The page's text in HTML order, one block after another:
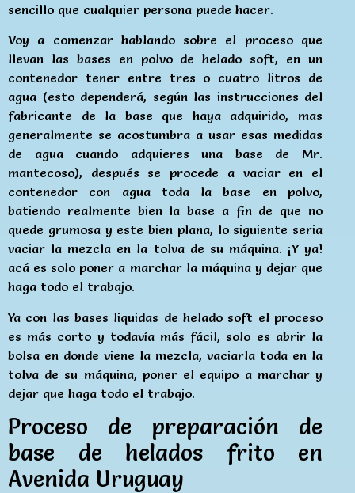
sencillo que cualquier persona puede hacer.
Voy a comenzar hablando sobre el proceso que
llevan las bases en polvo de helado soft, en un
contenedor tener entre tres o cuatro litros de
agua (esto dependerá, según las instrucciones del
fabricante de la base que haya adquirido, mas
generalmente se acostumbra a usar esas medidas
de agua cuando adquieres una base de Mr.
mantecoso), después se procede a vaciar en el
contenedor con agua toda la base en polvo,
batiendo realmente bien la base a fin de que no
quede grumosa y este bien plana, lo siguiente seria
vaciar la mezcla en la tolva de su máquina. ¡Y ya!
acá es solo poner a marchar la máquina y dejar que
haga todo el trabajo.
Ya con las bases liquidas de helado soft el proceso
es más corto y todavía más fácil, solo es abrir la
bolsa en donde viene la mezcla, vaciarla toda en la
tolva de su máquina, poner el equipo a marchar y
dejar que haga todo el trabajo.
Proceso de preparación de
base de helados frito en
Avenida Uruguay